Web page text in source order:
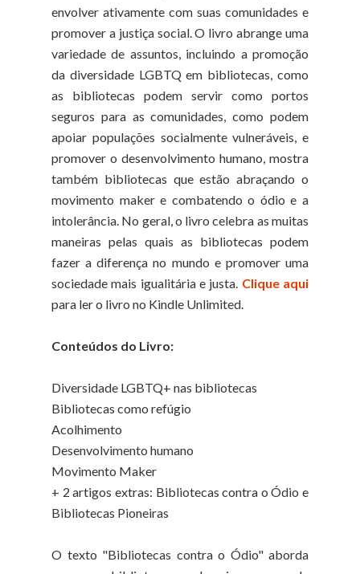
envolver ativamente com suas comunidades e
promover a justiça social. O livro abrange uma
variedade de assuntos, incluindo a promoção
da diversidade LGBTQ em bibliotecas, como
as bibliotecas podem servir como portos
seguros para as comunidades, como podem
apoiar populações socialmente vulneráveis, e
promover o desenvolvimento humano, mostra
também bibliotecas que estão abraçando o
movimento maker e combatendo o ódio e a
intolerância. No geral, o livro celebra as muitas
maneiras pelas quais as bibliotecas podem
fazer a diferença no mundo e promover uma
sociedade mais igualitária e justa. Clique aqui
para ler o livro no Kindle Unlimited.
Conteúdos do Livro:
Diversidade LGBTQ+ nas bibliotecas
Bibliotecas como refúgio
Acolhimento
Desenvolvimento humano
Movimento Maker
+ 2 artigos extras: Bibliotecas contra o Ódio e
Bibliotecas Pioneiras
O texto "Bibliotecas contra o Ódio" aborda